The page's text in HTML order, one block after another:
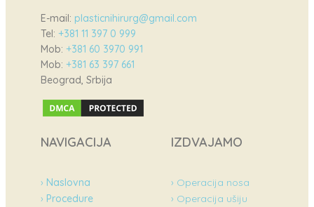
E-mail: plasticnihirurg@gmail.com
Tel: +381 11 397 0 999
Mob: +381 60 3970 991
Mob: +381 63 397 661
Beograd, Srbija
NAVIGACIJA
› Naslovna
› Procedure
IZDVAJAMO
› Operacija nosa
› Operacija ušiju